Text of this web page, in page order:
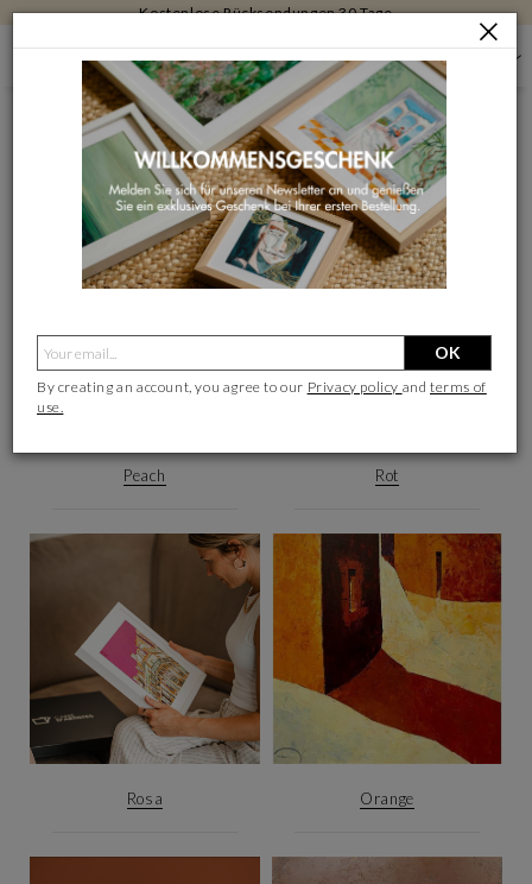
Kostenlose Rücksendungen 30 Tage
FARBEN
Unsere Farbauswahl
Peach Rot
Rosa Orange
OK
By creating an account, you agree to our Privacy policy andterms of
use.